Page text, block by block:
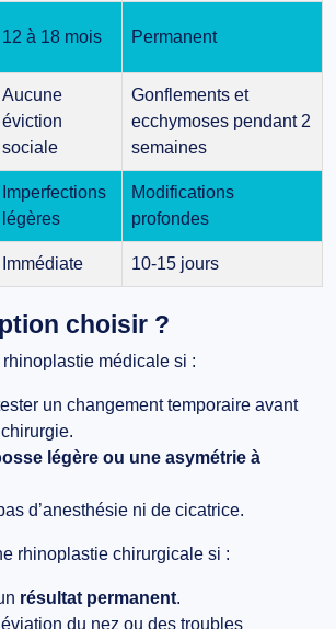
12 à 18 mois Permanent
Aucune
éviction
sociale
Gonflements et
ecchymoses pendant 2
semaines
Imperfections
légères
Modifications
profondes
Immédiate 10-15 jours
choisir ?
médicale si :
un changement temporaire avant
légère ou une asymétrie à
d’anesthésie ni de cicatrice.
rhinoplastie chirurgicale si :
résultat permanent.
du nez ou des troubles